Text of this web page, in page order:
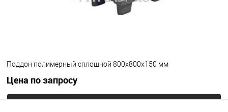
Поддон полимерный сплошной 800х800х150 мм
Цена по запросу